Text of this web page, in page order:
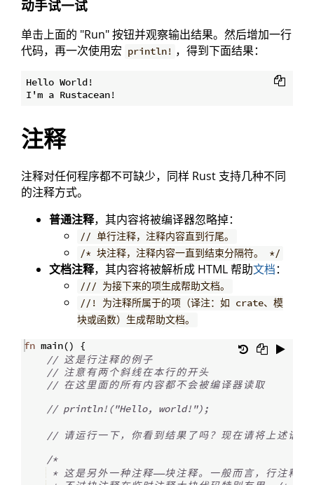
动手试一试
单击上面的 "Run" 按钮并观察输出结果。然后增加一行
代码，再一次使用宏 println! ，得到下面结果：
Hello World!
注释
注释对任何程序都不可缺少，同样 Rust 支持几种不同
的注释方式。
普通注释，其内容将被编译器忽略掉：
// 单行注释，注释内容直到行尾。
/* 块注释，注释内容一直到结束分隔符。 */
文档注释，其内容将被解析成 HTML 帮助文档：
/// 为接下来的项生成帮助文档。
//! 为注释所属于的项（译注：如 crate、模
块或函数）生成帮助文档。
fn main()
{
// 这是行注释的 例 子
// 注意 有两 个斜线在本行的开 头
// 在这里面的所 有内容都不 会被编 译器 读取
// println!("Hello, world!");
// 请运行 一 下 ， 你看到结果 了吗 ？ 现在 请将上述 语
/*
* 这是 另外 一种注释——块注释。 一般而 言 ， 行注释